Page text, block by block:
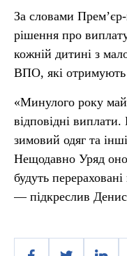
За словами
рішення про
кожній дитині з
ВПО, які отримують
«Минулого року
відповідні
зимовий одяг та
Нещодавно Уряд
будуть
— підкреслив